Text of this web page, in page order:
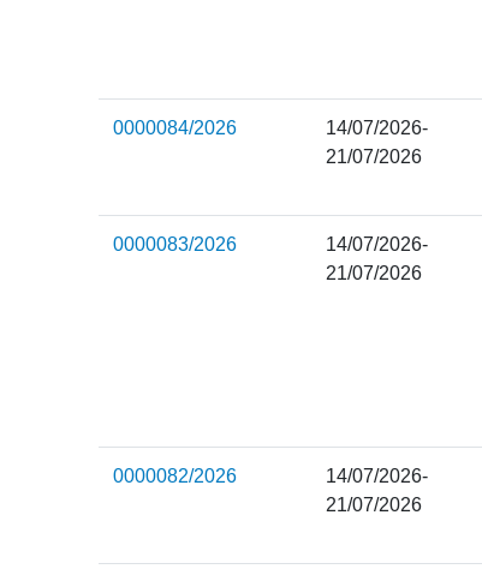
0000084/2026
14/07/2026-
21/07/2026
0000083/2026
14/07/2026-
21/07/2026
0000082/2026
14/07/2026-
21/07/2026